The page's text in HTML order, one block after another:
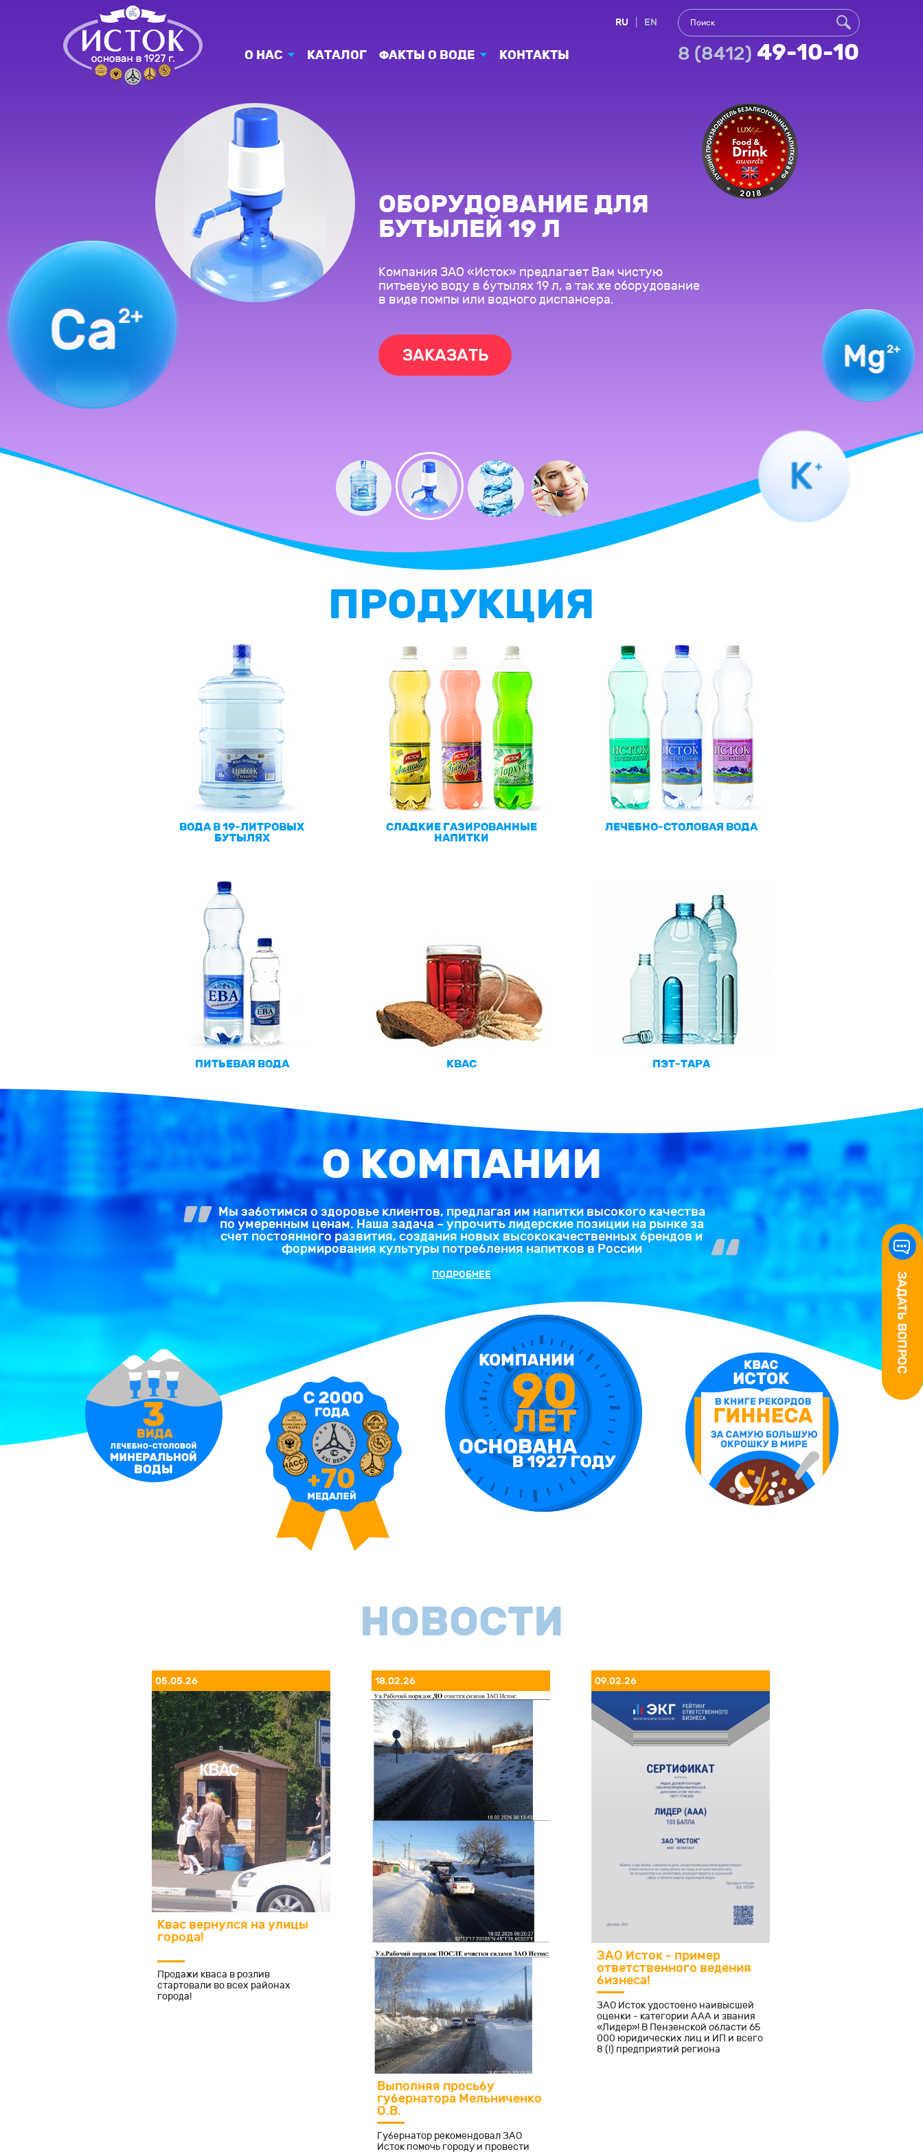
О НАС КАТАЛОГ ФАКТЫ О ВОДЕ КОНТАКТЫ 8 (8412) 49-10-10
RU EN
ОБОРУДОВАНИЕ ДЛЯ
БУТЫЛЕЙ 19 Л
Компания ЗАО «Исток» предлагает Вам чистую
питьевую воду в бутылях 19 л, а так же оборудование
в виде помпы или водного диспансера.
ЗАКАЗАТЬ
ПРОДУКЦИЯ
ВОДА В 19-ЛИТРОВЫХ
БУТЫЛЯХ
СЛАДКИЕ ГАЗИРОВАННЫЕ
НАПИТКИ
ЛЕЧЕБНО-СТОЛОВАЯ ВОДА
ПИТЬЕВАЯ ВОДА КВАС ПЭТ-ТАРА
О КОМПАНИИ
Мы заботимся о здоровье клиентов, предлагая им напитки высокого качества
по умеренным ценам. Наша задача – упрочить лидерские позиции на рынке за
счет постоянного развития, создания новых высококачественных брендов и
формирования культуры потребления напитков в России
ПОДРОБНЕЕ
НОВОСТИ
05.05.26
Квас вернулся на улицы
города!
Продажи кваса в розлив
стартовали во всех районах
города!
18.02.26
Выполняя просьбу
губернатора Мельниченко
О.В.
Губернатор рекомендовал ЗАО
Исток помочь городу и провести
09.02.26
ЗАО Исток - пример
ответственного ведения
бизнеса!
ЗАО Исток удостоено наивысшей
оценки - категории ААА и звания
«Лидер»! В Пензенской области 65
000 юридических лиц и ИП и всего
8 (!) предприятий региона